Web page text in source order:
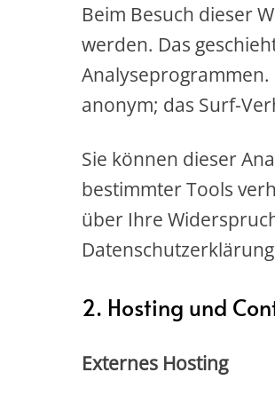
Beim Besuch dieser
werden. Das
Analyseprogrammen.
anonym; das Surf-
Sie können dieser
bestimmter Tools
über Ihre
2. Hosting und
Externes Hosting